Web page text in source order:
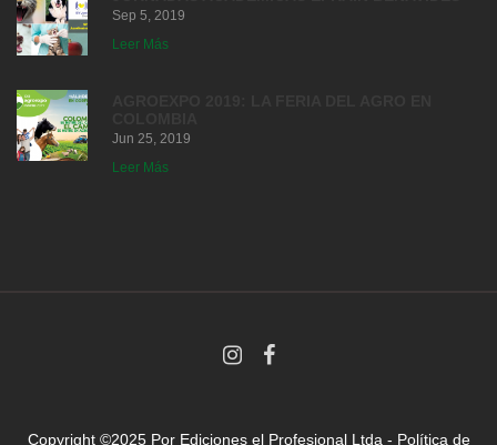
Sep 5, 2019
Leer Más
Jun 25, 2019
Leer Más
Copyright ©2025 Por Ediciones el Profesional Ltda - Política de